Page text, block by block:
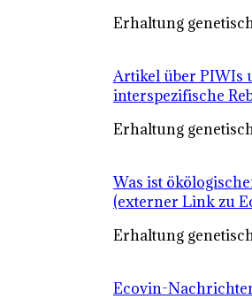
Erhaltung
Artikel über PIWIs
interspezifische
Erhaltung
Was ist
(externer Link zu
Erhaltung
Ecovin-